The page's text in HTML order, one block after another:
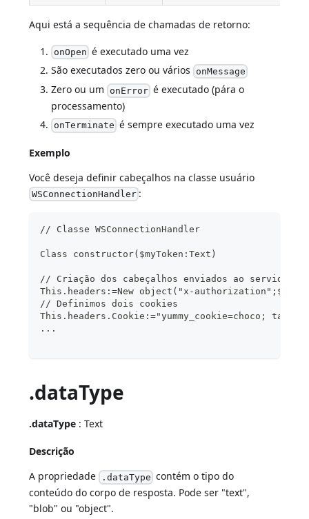
Aqui está a sequência de chamadas de retorno:
onOpen é executado uma vez
São executados zero ou vários onMessage
Zero ou um onError é executado (pára o
processamento)
onTerminate é sempre executado uma vez
Exemplo
Você deseja definir cabeçalhos na classe usuário
WSConnectionHandler :
// Classe WSConnectionHandler
Class constructor($myToken:Text)
// Criação dos cabeçalhos enviados ao servidor
This.headers:=New object("x-
// Definimos dois cookies
This.headers.Cookie:="yummy_cookie=choco;
...
.dataType
.dataType : Text
Descrição
A propriedade .dataType contém o tipo do
conteúdo do corpo de resposta. Pode ser "text",
"blob" ou "object".